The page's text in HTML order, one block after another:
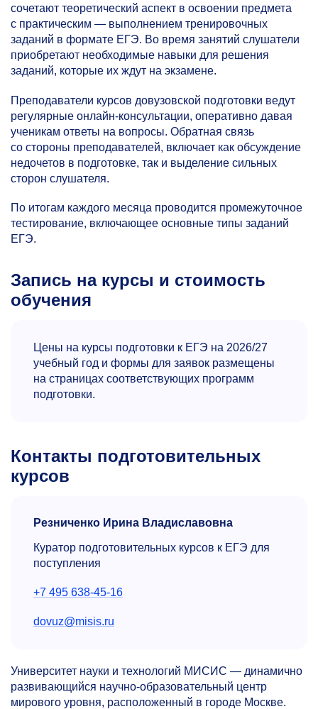
сочетают теоретический аспект в освоении предмета
с практическим — выполнением тренировочных
заданий в формате ЕГЭ. Во время занятий слушатели
приобретают необходимые навыки для решения
заданий, которые их ждут на экзамене.
Преподаватели курсов довузовской подготовки ведут
регулярные онлайн-консультации, оперативно давая
ученикам ответы на вопросы. Обратная связь
со стороны преподавателей, включает как обсуждение
недочетов в подготовке, так и выделение сильных
сторон слушателя.
По итогам каждого месяца проводится промежуточное
тестирование, включающее основные типы заданий
ЕГЭ.
Запись на курсы и стоимость
обучения
Цены на курсы подготовки к ЕГЭ на 2026/27
учебный год и формы для заявок размещены
на страницах соответствующих программ
подготовки.
Контакты подготовительных
курсов
Резниченко Ирина Владиславовна
Куратор подготовительных курсов к ЕГЭ для
поступления
+7 495 638-45-16
dovuz@misis.ru
Университет науки и технологий МИСИС — динамично
развивающийся научно-образовательный центр
мирового уровня, расположенный в городе Москве.